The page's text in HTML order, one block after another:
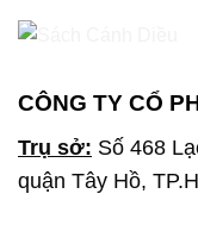
CÔNG TY CỔ
Trụ sở: Số 468
quận Tây Hồ,